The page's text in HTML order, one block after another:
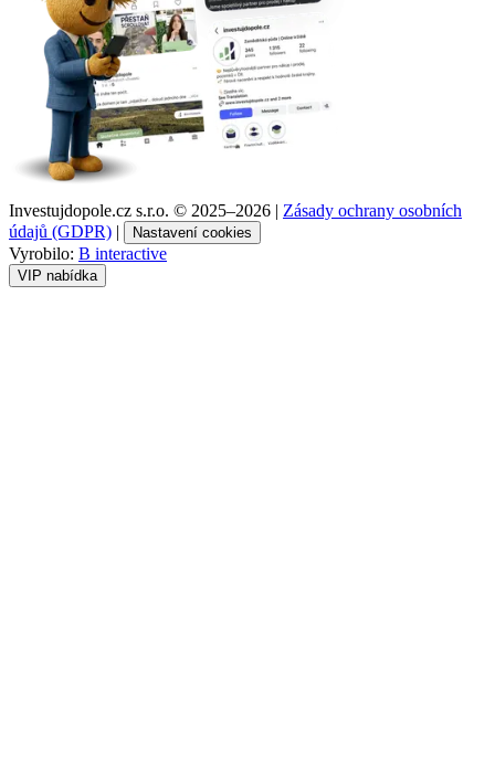
Investujdopole.cz s.r.o. © 2025–2026 | Zásady ochrany osobních
údajů (GDPR) | Nastavení cookies
Vyrobilo: B interactive
VIP nabídka